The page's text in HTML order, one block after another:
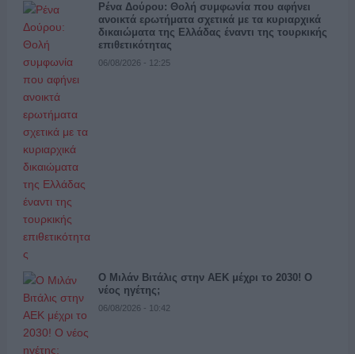
Ρένα Δούρου: Θολή συμφωνία που αφήνει
ανοικτά ερωτήματα σχετικά με τα κυριαρχικά
δικαιώματα της Ελλάδας έναντι της τουρκικής
επιθετικότητας
06/08/2026 - 12:25
Ο Μιλάν Βιτάλις στην ΑΕΚ μέχρι το 2030! Ο
νέος ηγέτης;
06/08/2026 - 10:42